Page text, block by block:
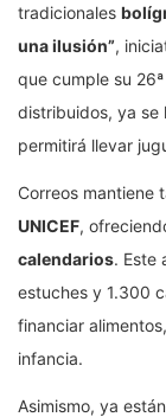
tradicionales
una ilusión”,
que cumple su
distribuidos, ya se
permitirá llevar
Correos mantiene
UNICEF,
calendarios. Este
estuches y 1.300
financiar
infancia.
Asimismo, ya